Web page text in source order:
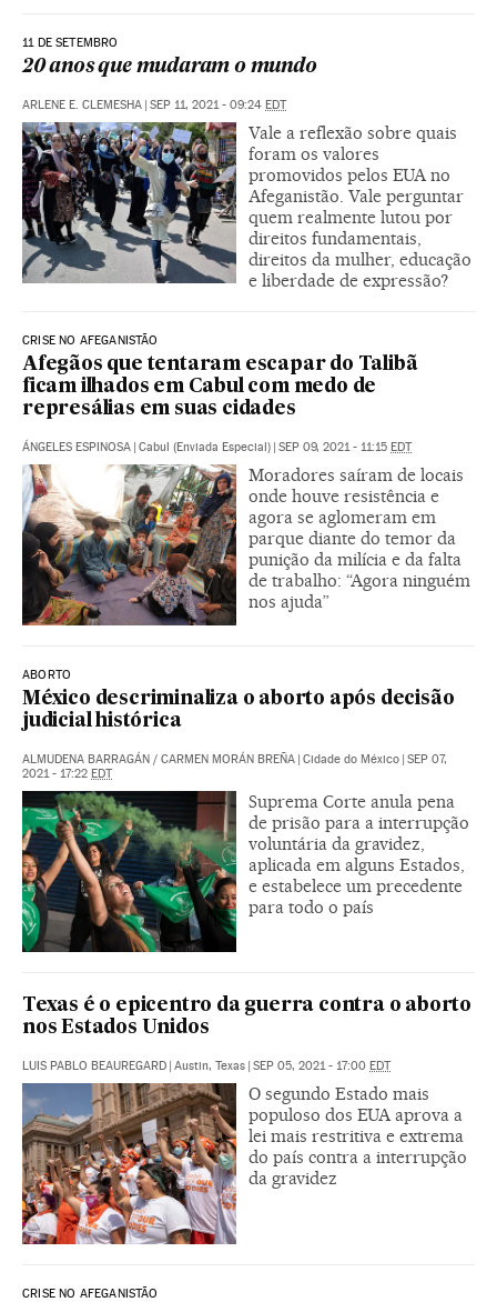
11 DE SETEMBRO
20 anos que mudaram o mundo
ARLENE E. CLEMESHA | SEP 11, 2021 - 09:24 EDT
Vale a reflexão sobre quais
foram os valores
promovidos pelos EUA no
Afeganistão. Vale perguntar
quem realmente lutou por
direitos fundamentais,
direitos da mulher, educação
e liberdade de expressão?
CRISE NO AFEGANISTÃO
Afegãos que tentaram escapar do Talibã
ficam ilhados em Cabul com medo de
represálias em suas cidades
ÁNGELES ESPINOSA | Cabul (Enviada Especial) | SEP 09, 2021 - 11:15 EDT
Moradores saíram de locais
onde houve resistência e
agora se aglomeram em
parque diante do temor da
punição da milícia e da falta
de trabalho: “Agora ninguém
nos ajuda”
ABORTO
México descriminaliza o aborto após decisão
judicial histórica
ALMUDENA BARRAGÁN / CARMEN MORÁN BREÑA | Cidade do México | SEP 07,
2021 - 17:22 EDT
Suprema Corte anula pena
de prisão para a interrupção
voluntária da gravidez,
aplicada em alguns Estados,
e estabelece um precedente
para todo o país
Texas é o epicentro da guerra contra o aborto
nos Estados Unidos
LUIS PABLO BEAUREGARD | Austin, Texas | SEP 05, 2021 - 17:00 EDT
O segundo Estado mais
populoso dos EUA aprova a
lei mais restritiva e extrema
do país contra a interrupção
da gravidez
CRISE NO AFEGANISTÃO